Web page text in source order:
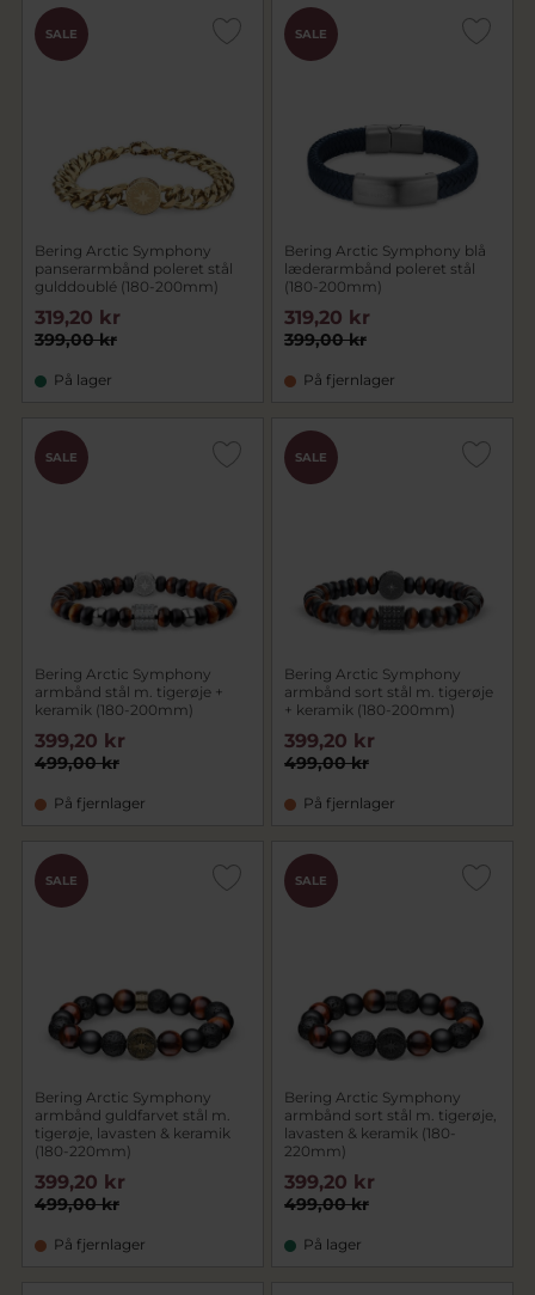
SALE
Bering Arctic Symphony
panserarmbånd poleret stål
gulddoublé (180-200mm)
399,00 kr
319,20 kr
På lager
SALE
Bering Arctic Symphony blå
læderarmbånd poleret stål
(180-200mm)
399,00 kr
319,20 kr
På fjernlager
SALE
Bering Arctic Symphony
armbånd stål m. tigerøje +
keramik (180-200mm)
499,00 kr
399,20 kr
På fjernlager
SALE
Bering Arctic Symphony
armbånd sort stål m. tigerøje
+ keramik (180-200mm)
499,00 kr
399,20 kr
På fjernlager
SALE
Bering Arctic Symphony
armbånd guldfarvet stål m.
tigerøje, lavasten & keramik
(180-220mm)
499,00 kr
399,20 kr
På fjernlager
SALE
Bering Arctic Symphony
armbånd sort stål m. tigerøje,
lavasten & keramik (180-
220mm)
499,00 kr
399,20 kr
På lager